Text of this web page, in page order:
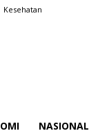
Kesehatan
NASIONAL